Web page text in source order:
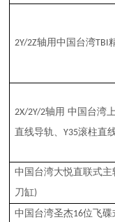
2Y/2Z轴用中国台湾TBI
2X/2Y/2轴用 中国台湾
直线导轨、Y35滚柱直
中国台湾大悦直联式主
刀缸)
中国台湾圣杰16位飞碟